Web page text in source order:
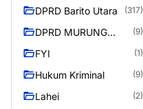
DPRD Barito Utara (317)
DPRD MURUNG
(9)
FYI (1)
Hukum Kriminal (9)
Lahei (2)